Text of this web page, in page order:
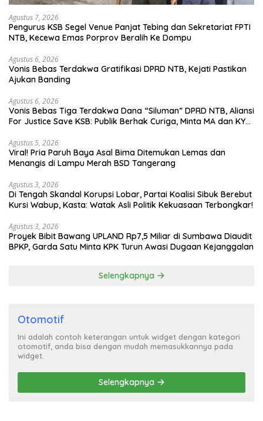
Agustus 7, 2026
Pengurus KSB Segel Venue Panjat Tebing dan Sekretariat FPTI
NTB, Kecewa Emas Porprov Beralih Ke Dompu
Agustus 6, 2026
Vonis Bebas Terdakwa Gratifikasi DPRD NTB, Kejati Pastikan
Ajukan Banding
Agustus 6, 2026
Vonis Bebas Tiga Terdakwa Dana “Siluman” DPRD NTB, Aliansi
For Justice Save KSB: Publik Berhak Curiga, Minta MA dan KY
Agustus 5, 2026
Viral! Pria Paruh Baya Asal Bima Ditemukan Lemas dan
Menangis di Lampu Merah BSD Tangerang
Agustus 3, 2026
Di Tengah Skandal Korupsi Lobar, Partai Koalisi Sibuk Berebut
Kursi Wabup, Kasta: Watak Asli Politik Kekuasaan Terbongkar!
Agustus 3, 2026
Proyek Bibit Bawang UPLAND Rp7,5 Miliar di Sumbawa Diaudit
BPKP, Garda Satu Minta KPK Turun Awasi Dugaan Kejanggalan
Selengkapnya
Otomotif
Ini adalah contoh keterangan untuk widget dengan kategori
otomotif, anda bisa dengan mudah memasukkannya pada
widget.
Selengkapnya